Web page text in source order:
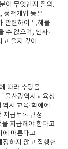
이 무엇인지 질의.
정책개입 등은
관련하여 특혜를
수 없으며, 인사·
올지 깊이
따라 수당을
울산광역시교육청
시 교육·학예에
지급토록 규정.
지급해야 한다고
에 따른다고
정하지 않고 집행한